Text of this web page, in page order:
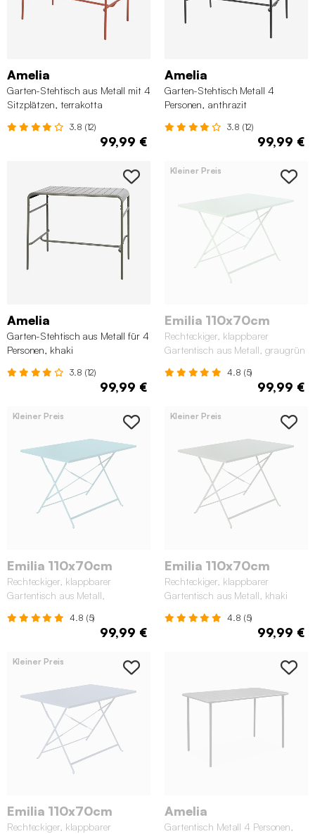
Amelia
Garten-Stehtisch aus Metall mit 4
Sitzplätzen, terrakotta
3.8 (12)
99,99 €
Amelia
Garten-Stehtisch Metall 4
Personen, anthrazit
3.8 (12)
99,99 €
Amelia
Garten-Stehtisch aus Metall für 4
Personen, khaki
3.8 (12)
99,99 €
Kleiner Preis
Emilia 110x70cm
Rechteckiger, klappbarer
Gartentisch aus Metall, graugrün
4.8 (5)
99,99 €
Kleiner Preis
Emilia 110x70cm
Rechteckiger, klappbarer
Gartentisch aus Metall,
4.8 (5)
99,99 €
Kleiner Preis
Emilia 110x70cm
Rechteckiger, klappbarer
Gartentisch aus Metall, khaki
4.8 (5)
99,99 €
Kleiner Preis
Emilia 110x70cm
Rechteckiger, klappbarer
Amelia
Gartentisch Metall 4 Personen,